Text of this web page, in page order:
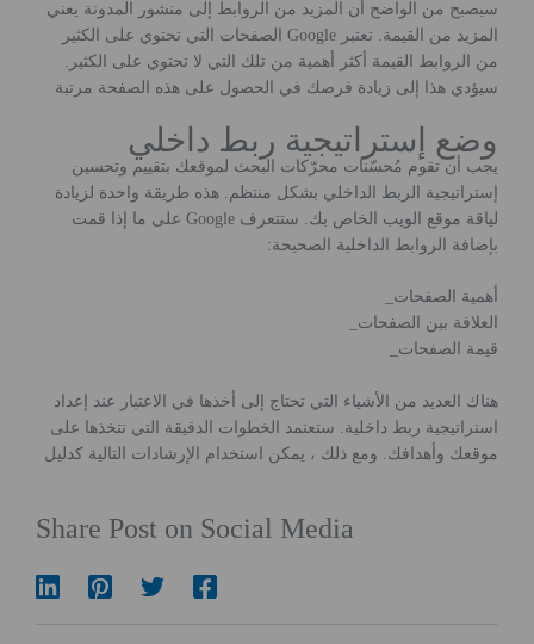
سيصبح من الواضح أن المزيد من الروابط إلى منشور المدونة يعني
المزيد من القيمة. تعتبر Google الصفحات التي تحتوي على الكثير
من الروابط القيمة أكثر أهمية من تلك التي لا تحتوي على الكثير.
سيؤدي هذا إلى زيادة فرصك في الحصول على هذه الصفحة مرتبة
وضع إستراتيجية ربط داخلي
يجب أن تقوم مُحسّنات محرّكات البحث لموقعك بتقييم وتحسين
إستراتيجية الربط الداخلي بشكل منتظم. هذه طريقة واحدة لزيادة
لياقة موقع الويب الخاص بك. ستتعرف Google على ما إذا قمت
بإضافة الروابط الداخلية الصحيحة:
أهمية الصفحات_
العلاقة بين الصفحات_
قيمة الصفحات_
هناك العديد من الأشياء التي تحتاج إلى أخذها في الاعتبار عند إعداد
استراتيجية ربط داخلية. ستعتمد الخطوات الدقيقة التي تتخذها على
موقعك وأهدافك. ومع ذلك ، يمكن استخدام الإرشادات التالية كدليل
Share Post on Social Media